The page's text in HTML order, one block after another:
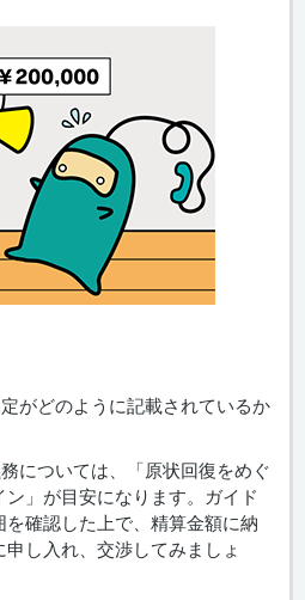
がどのように記載されているか
については、「原状回復をめぐ
」が目安になります。ガイド
確認した上で、精算金額に納
し入れ、交渉してみましょ